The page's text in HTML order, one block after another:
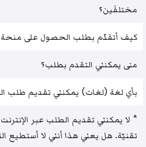
مختلفَين؟
كيف أتقدّم بطلب الحصول على منحة
متى يمكنني التقدم بطلب؟
بأي لغة (لغات) يمكنني تقديم طلب
* لا يمكنني تقديم الطلب عبر
تقنيّة. هل يعني هذا أنني لا أستطيع